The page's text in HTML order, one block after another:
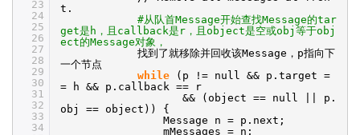
23
24
25
26
27
28
29
30
31
32
33
34
t.
#从队首Message开始查找Message的tar
get是h，且callback是r，且object是空或obj等于obj
ect的Message对象，
找到了就移除并回收该Message，p指向下
一个节点
while
(p != null && p.target =
= h && p.callback == r
&& (object == null || p.
obj == object)) {
Message n = p.next;
mMessages = n;